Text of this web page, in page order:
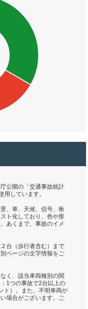
公開の「交通事故統計
しています。
、車、天候、信号、衝
ト化しており、色や形
あくまで、事故のイメ
台（歩行者含む）まで
ページの文字情報をご
く、該当車両種別の関
1つの事故で2台以上の
ト）。また、不明車両が
場合がございます。ご